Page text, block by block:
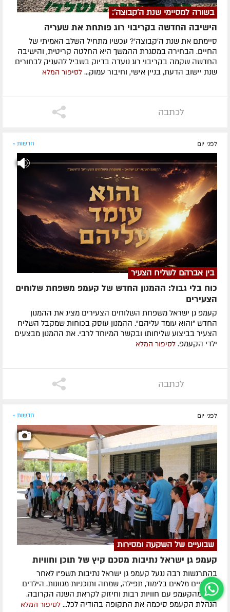
בשורה למסיימי שנת ה'קבוצה':
הישיבה החדשה בקריבוי רוג פותחת את שעריה
סיימתם את שנת ה'קבוצה'? עכשיו מתחיל השלב האמיתי של
החיים. הבחירה במסגרת ההמשך היא החלטה קריטית, והישיבה
החדשה שקמה בקריבוי רוג נועדה בדיוק בשביל להעניק לבחורים
שנת יישוב הדעת, בניין אישי, וחיבור עמוק... לסיפור המלא
לכתבה
לפני יום חדשות »
בין אברהם לשליח הצעיר
כוח בלי גבול: ההמנון החדש של קעמפ משפחת שלוחים
הצעירים
קעמפ גן ישראל משפחת השלוחים הצעירים מציג את ההמנון
החדש "והוא עומד עליהם". ההמנון עוסק בכוחות שמקבל השליח
הצעיר בביצוע שליחותו ובקשר המיוחד לרבי. את ההמנון מבצעים
ילדי הקעמפ. לסיפור המלא
לכתבה
לפני יום חדשות »
שבועיים של השקעה ומסירות
קעמפ גן ישראל נתיבות מסכם קיץ של תוכן וחוויות
בהתרגשות רבה ננעל קעמפ גן ישראל נתיבות תשפ"ו לאחר
שבועיים מלאים בלימוד, תפילה, שמחה ותוכניות מגוונות. הילדים
יצאו מהקעמפ עם חוויות רבות וחיזוק לקראת השנה הקרובה.
הנהלת הקעמפ סיכמה את התקופה בהודיה לכל... לסיפור המלא